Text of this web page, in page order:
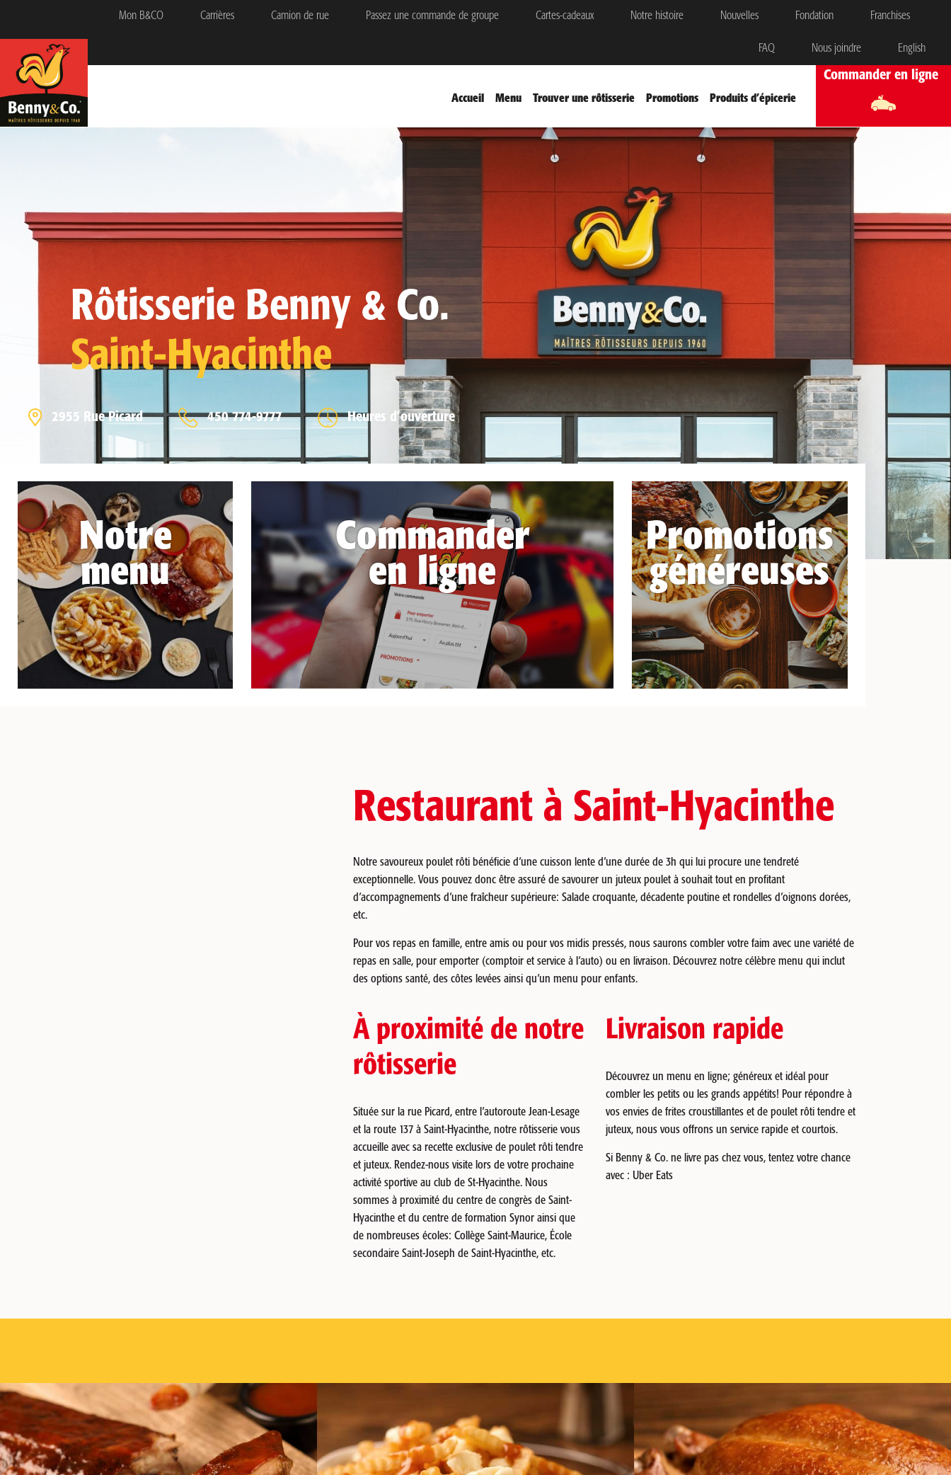
Mon B&CO Carrières Camion de rue Passez une commande de groupe Cartes-cadeaux Notre histoire Nouvelles Fondation Franchises
FAQ Nous joindre English
Accueil Menu Trouver une rôtisserie Promotions Produits d’épicerie
Commander en ligne
Rôtisserie Benny & Co.
Saint-Hyacinthe
2955 Rue Picard 450 774-9777 Heures d’ouverture
Notre
menu
Commander
en ligne
Promotions
généreuses
Restaurant à Saint-Hyacinthe
Notre savoureux poulet rôti bénéficie d’une cuisson lente d’une durée de 3h qui lui procure une tendreté
exceptionnelle. Vous pouvez donc être assuré de savourer un juteux poulet à souhait tout en profitant
d’accompagnements d’une fraîcheur supérieure: Salade croquante, décadente poutine et rondelles d’oignons dorées,
etc.
Pour vos repas en famille, entre amis ou pour vos midis pressés, nous saurons combler votre faim avec une variété de
repas en salle, pour emporter (comptoir et service à l’auto) ou en livraison. Découvrez notre célèbre menu qui inclut
des options santé, des côtes levées ainsi qu’un menu pour enfants.
À proximité de notre
rôtisserie
Située sur la rue Picard, entre l’autoroute Jean-Lesage
et la route 137 à Saint-Hyacinthe, notre rôtisserie vous
accueille avec sa recette exclusive de poulet rôti tendre
et juteux. Rendez-nous visite lors de votre prochaine
activité sportive au club de St-Hyacinthe. Nous
sommes à proximité du centre de congrès de Saint-
Hyacinthe et du centre de formation Synor ainsi que
de nombreuses écoles: Collège Saint-Maurice, École
secondaire Saint-Joseph de Saint-Hyacinthe, etc.
Livraison rapide
Découvrez un menu en ligne; généreux et idéal pour
combler les petits ou les grands appétits! Pour répondre à
vos envies de frites croustillantes et de poulet rôti tendre et
juteux, nous vous offrons un service rapide et courtois.
Si Benny & Co. ne livre pas chez vous, tentez votre chance
avec : Uber Eats